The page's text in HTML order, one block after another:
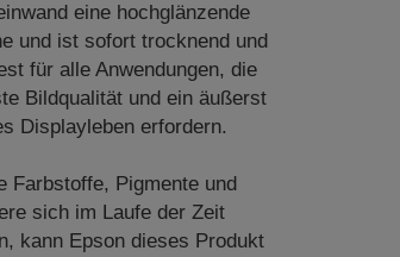
eine hochglänzende
und ist sofort trocknend und
für alle Anwendungen, die
Bildqualität und ein äußerst
Displayleben erfordern.
Farbstoffe, Pigmente und
sich im Laufe der Zeit
kann Epson dieses Produkt